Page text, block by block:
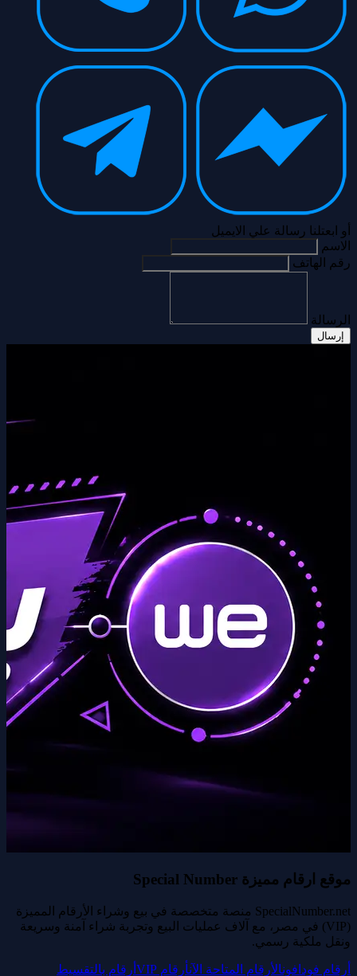
أو ابعتلنا رسالة علي الايميل
الاسم
رقم الهاتف
الرسالة
إرسال
موقع ارقام مميزة Special Number
SpecialNumber.net منصة متخصصة في بيع وشراء الأرقام المميزة
(VIP) في مصر، مع آلاف عمليات البيع وتجربة شراء آمنة وسريعة
ونقل ملكية رسمي.
أرقام فودافونالأرقام المتاحة الآنأرقام VIP أرقام بالتقسيط